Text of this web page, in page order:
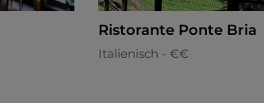
Ristorante Ponte Bria
Italienisch - €€